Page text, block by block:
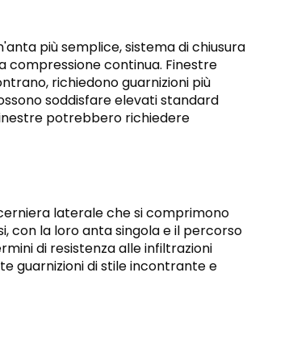
più semplice, sistema di chiusura
compressione continua. Finestre
richiedono guarnizioni più
soddisfare elevati standard
potrebbero richiedere
laterale che si comprimono
con la loro anta singola e il percorso
di resistenza alle infiltrazioni
guarnizioni di stile incontrante e